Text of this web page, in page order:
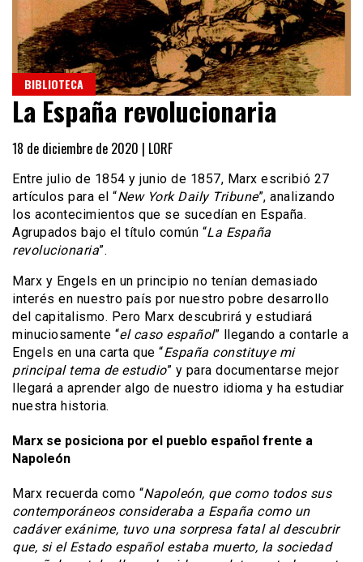
BIBLIOTECA
La España revolucionaria
18 de diciembre de 2020 | LORF
Entre julio de 1854 y junio de 1857, Marx escribió 27
artículos para el “New York Daily Tribune”, analizando
los acontecimientos que se sucedían en España.
Agrupados bajo el título común “La España
revolucionaria”.
Marx y Engels en un principio no tenían demasiado
interés en nuestro país por nuestro pobre desarrollo
del capitalismo. Pero Marx descubrirá y estudiará
minuciosamente “el caso español” llegando a contarle a
Engels en una carta que “España constituye mi
principal tema de estudio” y para documentarse mejor
llegará a aprender algo de nuestro idioma y ha estudiar
nuestra historia.
Marx se posiciona por el pueblo español frente a
Napoleón
Marx recuerda como “Napoleón, que como todos sus
contemporáneos consideraba a España como un
cadáver exánime, tuvo una sorpresa fatal al descubrir
que, si el Estado español estaba muerto, la sociedad